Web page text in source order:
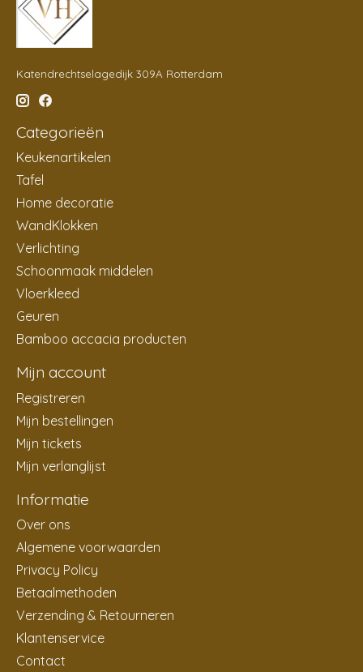
Katendrechtselagedijk 309A Rotterdam
Categorieën
Keukenartikelen
Tafel
Home decoratie
WandKlokken
Verlichting
Schoonmaak middelen
Vloerkleed
Geuren
Bamboo accacia producten
Mijn account
Registreren
Mijn bestellingen
Mijn tickets
Mijn verlanglijst
Informatie
Over ons
Algemene voorwaarden
Privacy Policy
Betaalmethoden
Verzending & Retourneren
Klantenservice
Contact